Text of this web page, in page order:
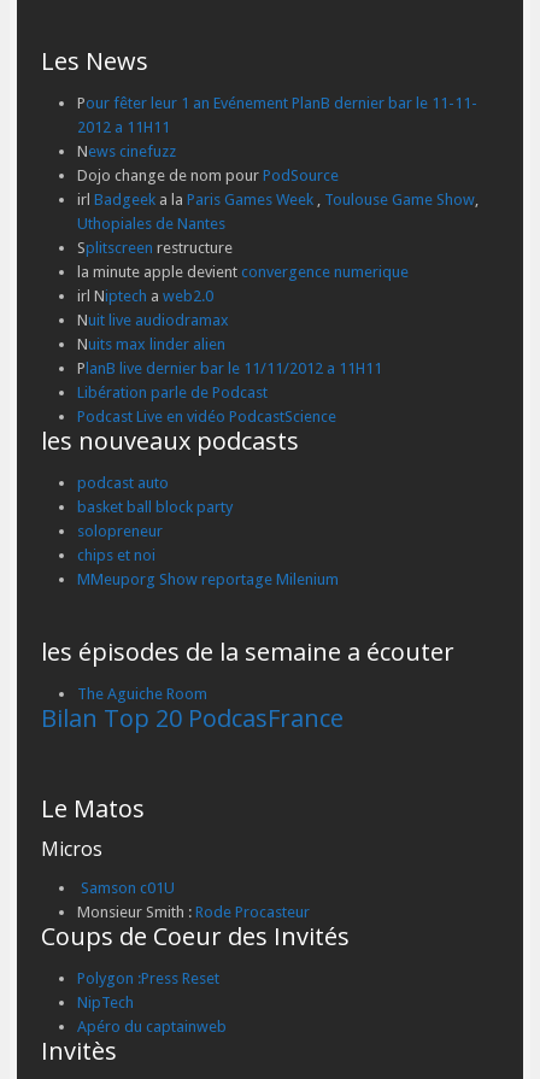
Les News
Pour fêter leur 1 an Evénement PlanB dernier bar le 11-11-
2012 a 11H11
News cinefuzz
Dojo change de nom pour PodSource
irl Badgeek a la Paris Games Week , Toulouse Game Show,
Uthopiales de Nantes
Splitscreen restructure
la minute apple devient convergence numerique
irl Niptech a web2.0
Nuit live audiodramax
Nuits max linder alien
P lanB live dernier bar le 11/11/2012 a 11H11
Libération parle de Podcast
Podcast Live en vidéo PodcastScience
les nouveaux podcasts
podcast auto
basket ball block party
solopreneur
chips et noi
MMeuporg Show reportage Milenium
les épisodes de la semaine a écouter
The Aguiche Room
Bilan Top 20 PodcasFrance
Le Matos
Micros
Samson c01U
Monsieur Smith : Rode Procasteur
Coups de Coeur des Invités
Polygon :Press Reset
NipTech
Apéro du captainweb
Invitès